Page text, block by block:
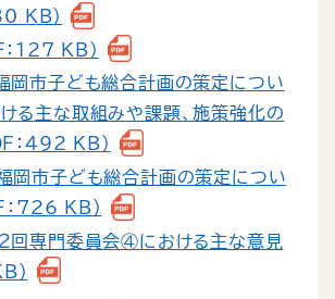
KB）
127 KB）
岡市子ども総合計画の策定につい
る主な取組みや課題、施策強化の
：492 KB）
岡市子ども総合計画の策定につい
：726 KB）
回専門委員会④における主な意見
）